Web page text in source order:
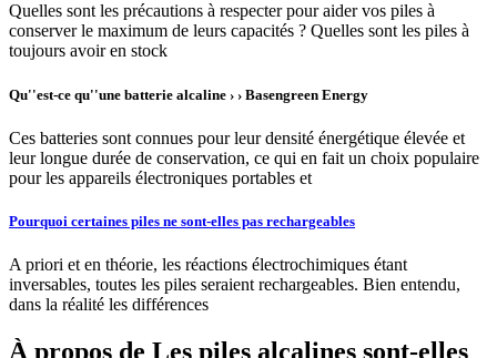
Quelles sont les précautions à respecter pour aider vos piles à
conserver le maximum de leurs capacités ? Quelles sont les piles à
toujours avoir en stock
Qu''est-ce qu''une batterie alcaline › › Basengreen Energy
Ces batteries sont connues pour leur densité énergétique élevée et
leur longue durée de conservation, ce qui en fait un choix populaire
pour les appareils électroniques portables et
Pourquoi certaines piles ne sont-elles pas rechargeables
A priori et en théorie, les réactions électrochimiques étant
inversables, toutes les piles seraient rechargeables. Bien entendu,
dans la réalité les différences
À propos de Les piles alcalines sont-elles